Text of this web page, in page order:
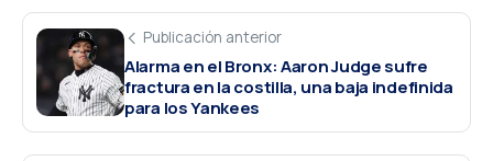
Publicación anterior
Alarma en el Bronx: Aaron Judge sufre
fractura en la costilla, una baja indefinida
para los Yankees